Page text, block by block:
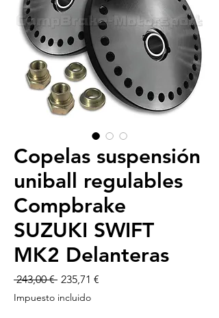
Copelas suspensión
uniball regulables
Compbrake
SUZUKI SWIFT
MK2 Delanteras
243,00 € Precio
235,71 €
Impuesto incluido